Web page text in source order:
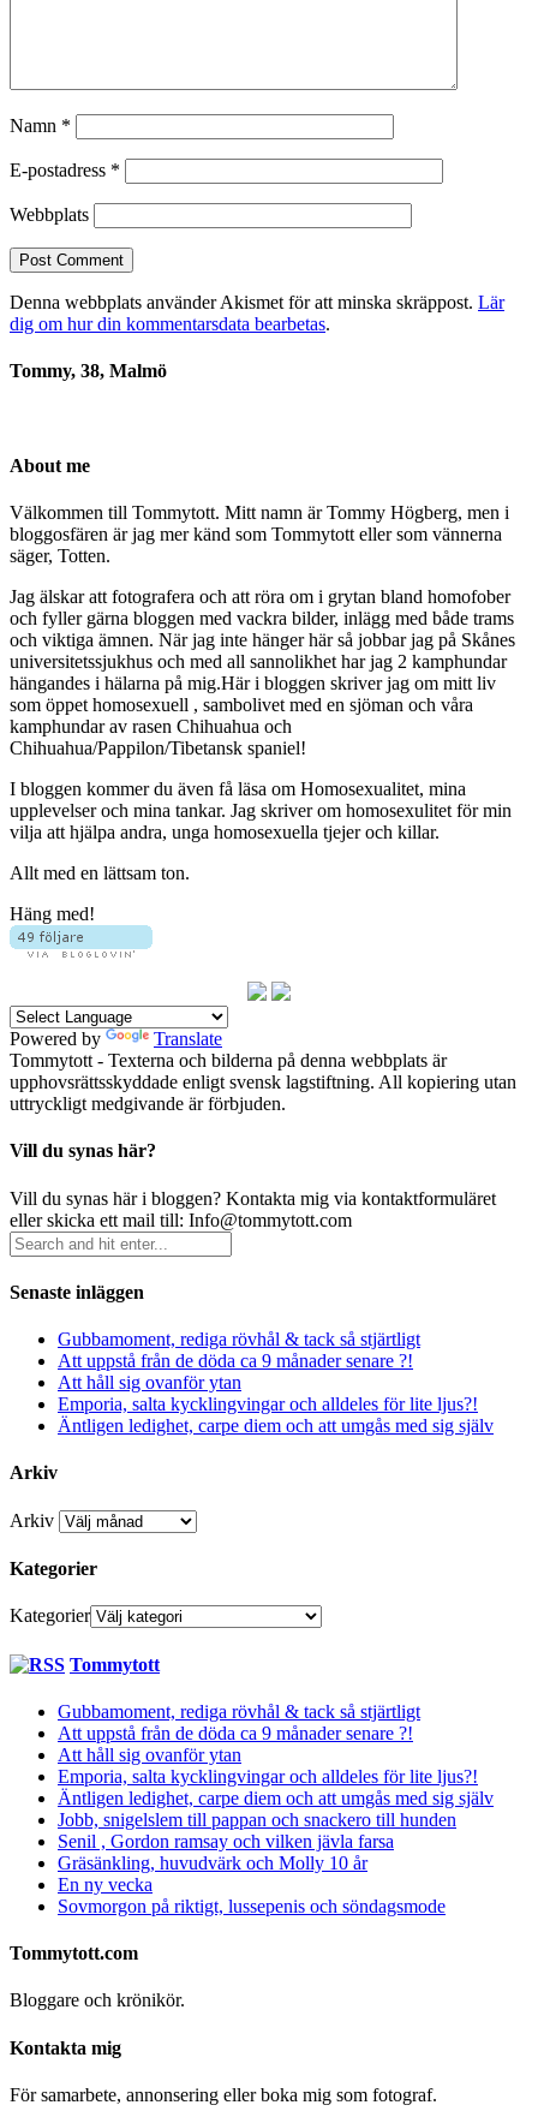
Namn *
E-postadress *
Webbplats
Denna webbplats använder Akismet för att minska skräppost. Lär
dig om hur din kommentarsdata bearbetas.
Tommy, 38, Malmö
About me
Välkommen till Tommytott. Mitt namn är Tommy Högberg, men i
bloggosfären är jag mer känd som Tommytott eller som vännerna
säger, Totten.
Jag älskar att fotografera och att röra om i grytan bland homofober
och fyller gärna bloggen med vackra bilder, inlägg med både trams
och viktiga ämnen. När jag inte hänger här så jobbar jag på Skånes
universitetssjukhus och med all sannolikhet har jag 2 kamphundar
hängandes i hälarna på mig.Här i bloggen skriver jag om mitt liv
som öppet homosexuell , sambolivet med en sjöman och våra
kamphundar av rasen Chihuahua och
Chihuahua/Pappilon/Tibetansk spaniel!
I bloggen kommer du även få läsa om Homosexualitet, mina
upplevelser och mina tankar. Jag skriver om homosexulitet för min
vilja att hjälpa andra, unga homosexuella tjejer och killar.
Allt med en lättsam ton.
Häng med!
Powered by
Translate
Tommytott - Texterna och bilderna på denna webbplats är
upphovsrättsskyddade enligt svensk lagstiftning. All kopiering utan
uttryckligt medgivande är förbjuden.
Vill du synas här?
Vill du synas här i bloggen? Kontakta mig via kontaktformuläret
eller skicka ett mail till: Info@tommytott.com
Senaste inläggen
Gubbamoment, rediga rövhål & tack så stjärtligt
Att uppstå från de döda ca 9 månader senare ?!
Att håll sig ovanför ytan
Emporia, salta kycklingvingar och alldeles för lite ljus?!
Äntligen ledighet, carpe diem och att umgås med sig själv
Arkiv
Arkiv
Kategorier
Kategorier
Tommytott
Gubbamoment, rediga rövhål & tack så stjärtligt
Att uppstå från de döda ca 9 månader senare ?!
Att håll sig ovanför ytan
Emporia, salta kycklingvingar och alldeles för lite ljus?!
Äntligen ledighet, carpe diem och att umgås med sig själv
Jobb, snigelslem till pappan och snackero till hunden
Senil , Gordon ramsay och vilken jävla farsa
Gräsänkling, huvudvärk och Molly 10 år
En ny vecka
Sovmorgon på riktigt, lussepenis och söndagsmode
Tommytott.com
Bloggare och krönikör.
Kontakta mig
För samarbete, annonsering eller boka mig som fotograf.